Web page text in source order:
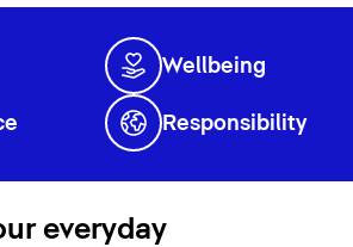
Wellbeing
Responsibility
everyday